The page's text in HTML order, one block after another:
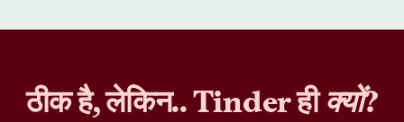
ठीक है, लेकिन.. Tinder हीक्यों?